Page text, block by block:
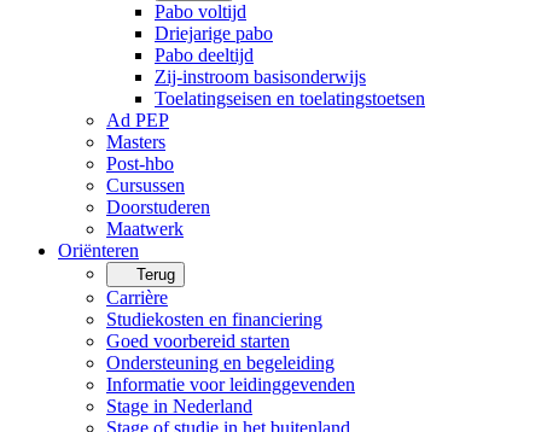
Pabo voltijd
Driejarige pabo
Pabo deeltijd
Zij-instroom basisonderwijs
Toelatingseisen en toelatingstoetsen
Ad PEP
Masters
Post-hbo
Cursussen
Doorstuderen
Maatwerk
Oriënteren
Terug
Carrière
Studiekosten en financiering
Goed voorbereid starten
Ondersteuning en begeleiding
Informatie voor leidinggevenden
Stage in Nederland
Stage of studie in het buitenland